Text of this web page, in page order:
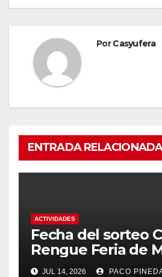
PorCasyufera
ENTRADA RELACIONADA
ACTIVIDADES
Fecha del sorteo
Rengue Feria de
2026
JUL 14, 2026 PACO